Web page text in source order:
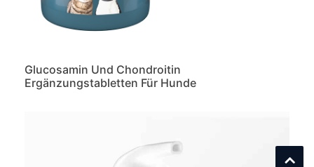
Glucosamin Und Chondroitin
Ergänzungstabletten Für Hunde